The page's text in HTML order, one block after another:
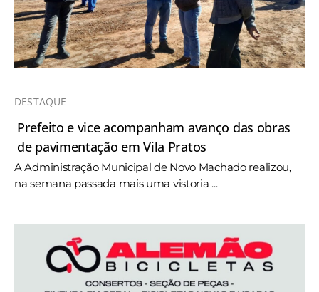
DESTAQUE
Prefeito e vice acompanham avanço das obras
de pavimentação em Vila Pratos
A Administração Municipal de Novo Machado realizou,
na semana passada mais uma vistoria ...